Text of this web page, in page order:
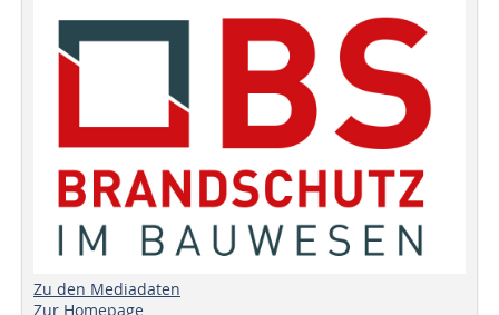
Zu den Mediadaten
Zur Homepage